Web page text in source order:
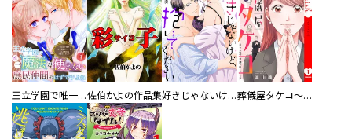
王立学園で唯一魔法が使えない庶民仲間のはずですよね～実は王子様で私を溺愛しているなんて告白はやめてください～佐伯かよの作品集 好きじゃないけど、抱いてください【電子単行本版／特典おまけ付き】 葬儀屋タケコ～あなたの最期、叶えます【電子単行本版】